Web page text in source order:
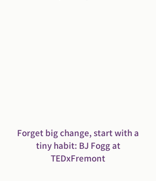
Forget big change, start with a
tiny habit: BJ Fogg at
TEDxFremont